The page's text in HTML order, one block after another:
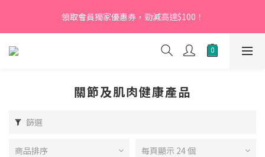
【新會員】即日起至2026月12月31日，首次下單輸入優惠碼
「NEW95」即可享95折
領取會員獨家優惠券，勁減高達$100！
【新會員】即日起至2026月12月31日，首次下單輸入優惠碼
「NEW95」即可享95折
關節及肌肉健康產品
篩選
商品排序 每頁顯示 24 個